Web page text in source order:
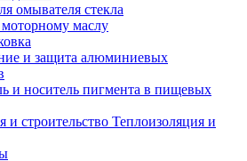
омывателя стекла
маслу
и защита алюминиевых
и носитель пигмента в пищевых
Теплоизоляция и